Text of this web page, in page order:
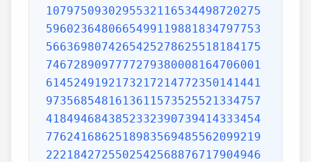
1079750930295532116534498720275
5960236480665499119881834797753
5663698074265425278625518184175
7467289097777279380008164706001
6145249192173217214772350141441
9735685481613611573525521334757
4184946843852332390739414333454
7762416862518983569485562099219
2221842725502542568876717904946